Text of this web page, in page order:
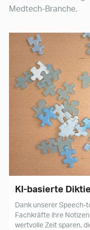
Medtech-Branche.
KI-basierte
Dank unserer Speech-
Fachkräfte ihre
wertvolle Zeit sparen,